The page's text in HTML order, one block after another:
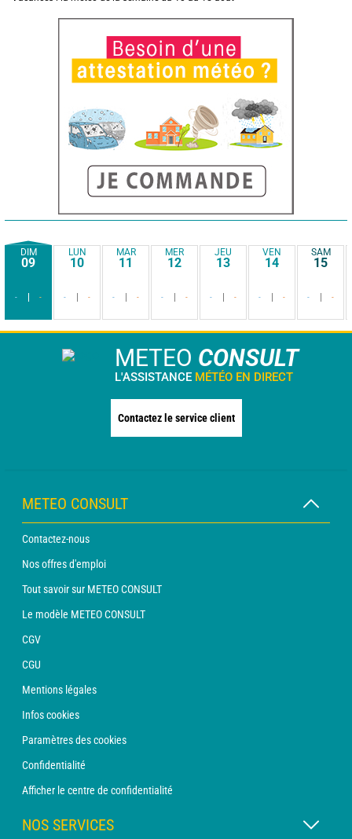
DIM
09
- -
LUN
10
- -
MAR
11
- -
MER
12
- -
JEU
13
- -
VEN
14
- -
SAM
15
- -
METEO CONSULT
L'ASSISTANCE MÉTÉO EN DIRECT
Contactez le service client
METEO CONSULT
Contactez-nous
Nos offres d'emploi
Tout savoir sur METEO CONSULT
Le modèle METEO CONSULT
CGV
CGU
Mentions légales
Infos cookies
Paramètres des cookies
Confidentialité
Afficher le centre de confidentialité
NOS SERVICES